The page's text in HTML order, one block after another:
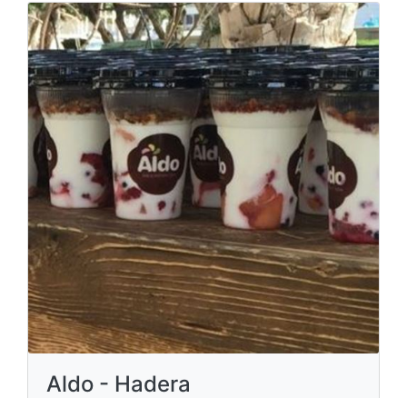
Aldo - Hadera